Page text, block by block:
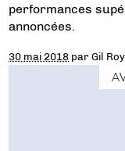
performances
annoncées.
30 mai 2018 parGil Roy